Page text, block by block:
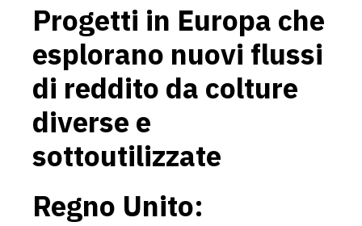
Progetti in Europa che
esplorano nuovi flussi
di reddito da colture
diverse e
sottoutilizzate
Regno Unito: